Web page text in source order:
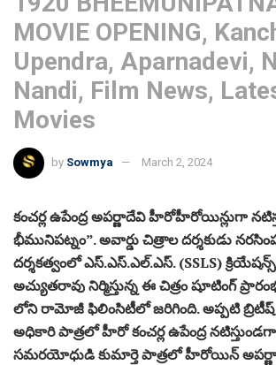
MOVIE OPENING,
Upendra, Aparnadevi,
Nandi, Film News,
Movies
by Sowmya March 2, 2024
కంచర్ల ఉపేంద్ర అపర్ణాదేవి హీరోహీరోయిన్లుగా
భీమునిపట్నం”. అవార్డు చిత్రాల దర్శకుడు
దర్శకత్వంలో ఎస్.ఎస్.ఎల్.ఎస్. (SSLS)
అచ్యుతరావు నిర్మిస్తున్న ఈ చిత్రం షూటింగ్
లోని రామోజీ ఫిలింసిటీలో జరిగింది. అప్పటి బ్రిటీష్
అధికారి పాత్రలో హీరో కంచర్ల ఉపేంద్ర
సమరయోధుడి కుమార్తె పాత్రలో హీరోయిన్ అపర్ణా